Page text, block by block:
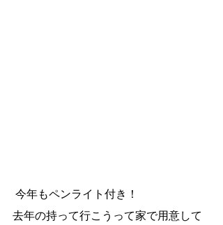
今年もペンライト付き！
去年の持って行こうって家で用意して